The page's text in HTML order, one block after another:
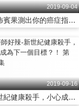
2019-09-04
恐怖賓果測出你的癌症指數？！ 第804集
2019-09-16
新世紀健康殺手，小心成為下一個目標？！ 第810集